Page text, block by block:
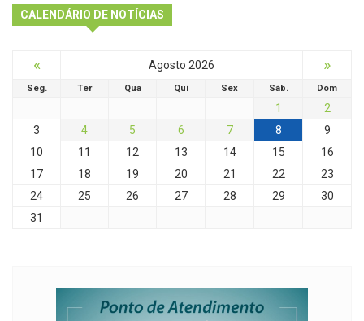
CALENDÁRIO DE NOTÍCIAS
« Agosto 2026 »
Seg. Ter Qua Qui Sex Sáb. Dom
1
2
3
4 5 6 7 8
9
10
11 12 13 14 15
16
17
18 19 20 21 22
23
24
25 26 27 28 29
30
31